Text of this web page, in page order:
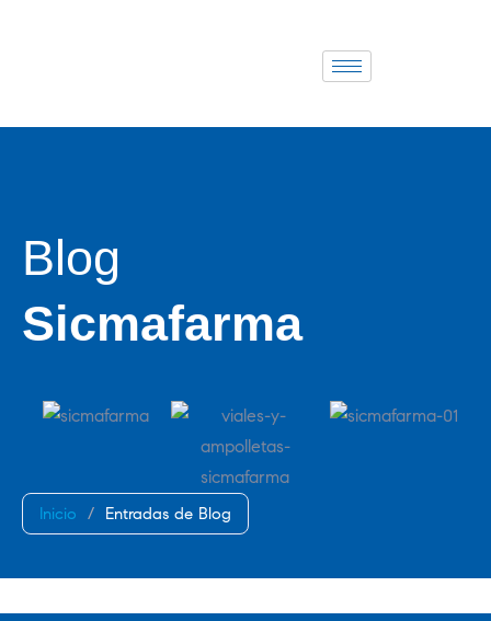
Blog
Sicmafarma
Inicio / Entradas de Blog